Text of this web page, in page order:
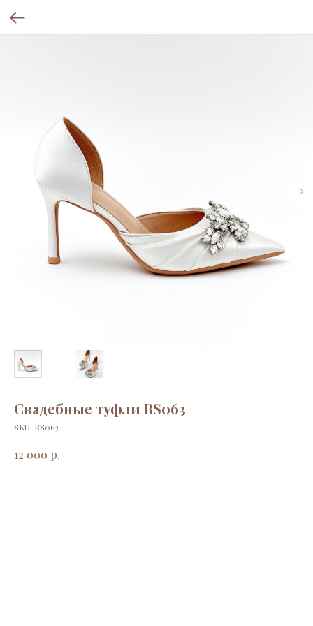
Свадебные туфли RS063
SKU: RS063
12 000 р.